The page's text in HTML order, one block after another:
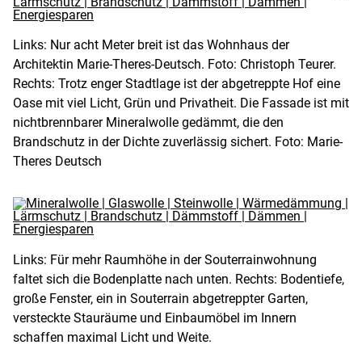
Links: Nur acht Meter breit ist das Wohnhaus der
Architektin Marie-Theres-Deutsch. Foto: Christoph Teurer.
Rechts: Trotz enger Stadtlage ist der abgetreppte Hof eine
Oase mit viel Licht, Grün und Privatheit. Die Fassade ist mit
nichtbrennbarer Mineralwolle gedämmt, die den
Brandschutz in der Dichte zuverlässig sichert. Foto: Marie-
Theres Deutsch
Links: Für mehr Raumhöhe in der Souterrainwohnung
faltet sich die Bodenplatte nach unten. Rechts: Bodentiefe,
große Fenster, ein in Souterrain abgetreppter Garten,
versteckte Stauräume und Einbaumöbel im Innern
schaffen maximal Licht und Weite.